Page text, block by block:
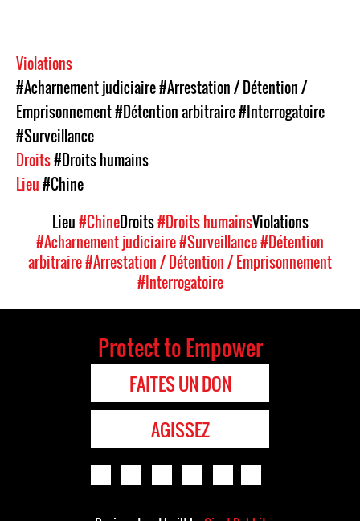
Violations
#Acharnement judiciaire#Arrestation / Détention /
Emprisonnement#Détention arbitraire#Interrogatoire
#Surveillance
Droits#Droits humains
Lieu#Chine
Lieu#ChineDroits#Droits humainsViolations
#Acharnement judiciaire#Surveillance#Détention
arbitraire#Arrestation / Détention / Emprisonnement
#Interrogatoire
Protect to Empower
FAITES UN DON
AGISSEZ